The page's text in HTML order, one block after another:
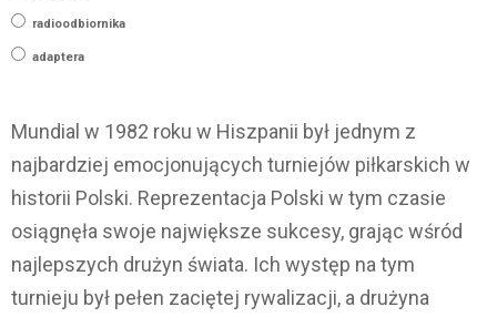
radioodbiornika
adaptera
Mundial w 1982 roku w Hiszpanii był jednym z
najbardziej emocjonujących turniejów piłkarskich w
historii Polski. Reprezentacja Polski w tym czasie
osiągnęła swoje największe sukcesy, grając wśród
najlepszych drużyn świata. Ich występ na tym
turnieju był pełen zaciętej rywalizacji, a drużyna